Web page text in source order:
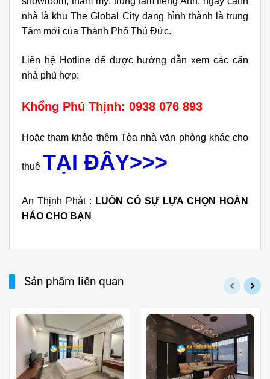
nhà là khu The Global City đang hình thành là trung
Tâm mới của Thành Phố Thủ Đức.
Liên hệ Hotline để được hướng dẫn xem các căn
nhà phù hợp:
Khổng Phú Thịnh: 0938 076 893
Hoặc tham khảo thêm Tòa nhà văn phòng khác cho
thuê TẠI ĐÂY>>>
An Thịnh Phát : LUÔN CÓ SỰ LỰA CHỌN HOÀN
HẢO CHO BẠN
Sản phẩm liên quan